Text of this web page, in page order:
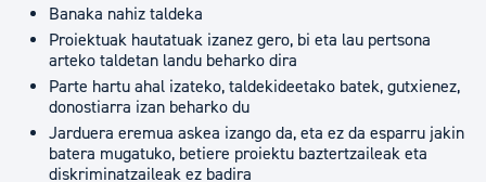
Banaka nahiz taldeka
Proiektuak hautatuak izanez gero, bi eta lau pertsona
arteko taldetan landu beharko dira
Parte hartu ahal izateko, taldekideetako batek, gutxienez,
donostiarra izan beharko du
Jarduera eremua askea izango da, eta ez da esparru jakin
batera mugatuko, betiere proiektu baztertzaileak eta
diskriminatzaileak ez badira